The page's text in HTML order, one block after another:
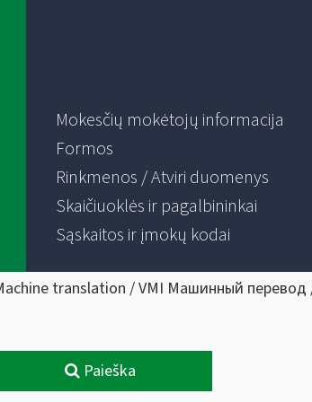
Mokesčių mokėtojų informacija
Formos
Rinkmenos / Atviri duomenys
Skaičiuoklės ir pagalbininkai
Sąskaitos ir įmokų kodai
translation / VMI Машинный
Paieška